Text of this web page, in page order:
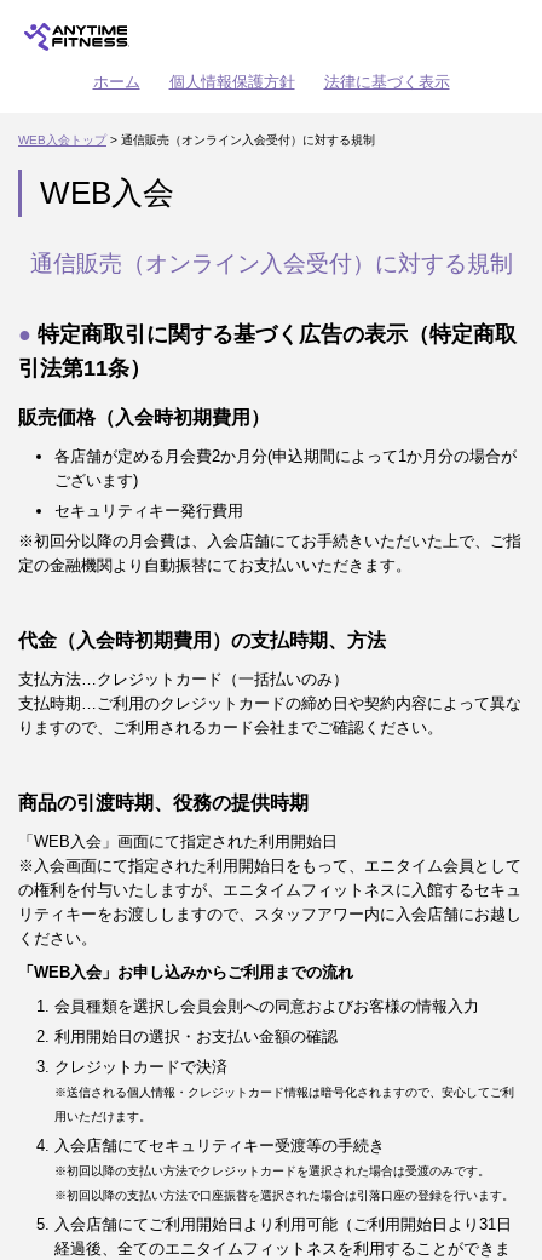
ホーム 個人情報保護方針 法律に基づく表示
WEB入会トップ> 通信販売（オンライン入会受付）に対する規制
WEB入会
通信販売（オンライン入会受付）に対する規制
特定商取引に関する基づく広告の表示（特定商取
引法第11条）
販売価格（入会時初期費用）
各店舗が定める月会費2か月分(申込期間によって1か月分の場合が
ございます)
セキュリティキー発行費用
※初回分以降の月会費は、入会店舗にてお手続きいただいた上で、ご指
定の金融機関より自動振替にてお支払いいただきます。
代金（入会時初期費用）の支払時期、方法
支払方法…クレジットカード（一括払いのみ）
支払時期…ご利用のクレジットカードの締め日や契約内容によって異な
りますので、ご利用されるカード会社までご確認ください。
商品の引渡時期、役務の提供時期
「WEB入会」画面にて指定された利用開始日
※入会画面にて指定された利用開始日をもって、エニタイム会員として
の権利を付与いたしますが、エニタイムフィットネスに入館するセキュ
リティキーをお渡ししますので、スタッフアワー内に入会店舗にお越し
ください。
「WEB入会」お申し込みからご利用までの流れ
会員種類を選択し会員会則への同意およびお客様の情報入力
利用開始日の選択・お支払い金額の確認
クレジットカードで決済
※送信される個人情報・クレジットカード情報は暗号化されますので、安心してご利
用いただけます。
入会店舗にてセキュリティキー受渡等の手続き
※初回以降の支払い方法でクレジットカードを選択された場合は受渡のみです。
※初回以降の支払い方法で口座振替を選択された場合は引落口座の登録を行います。
入会店舗にてご利用開始日より利用可能（ご利用開始日より31日
経過後、全てのエニタイムフィットネスを利用することができま